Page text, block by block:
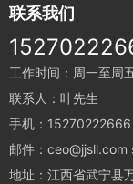
联系我们
工作时间：周一至周
联系人：叶先生
手机：15270222666
邮件：ceo@jjsll.com
地址：江西省武宁县